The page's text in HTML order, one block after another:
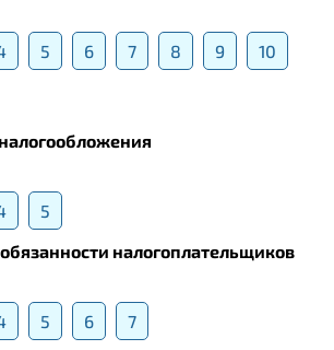
5 6 7 8 9 10
5
налогоплательщиков
5 6
7